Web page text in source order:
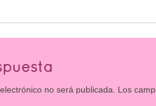
no será publicada. Los